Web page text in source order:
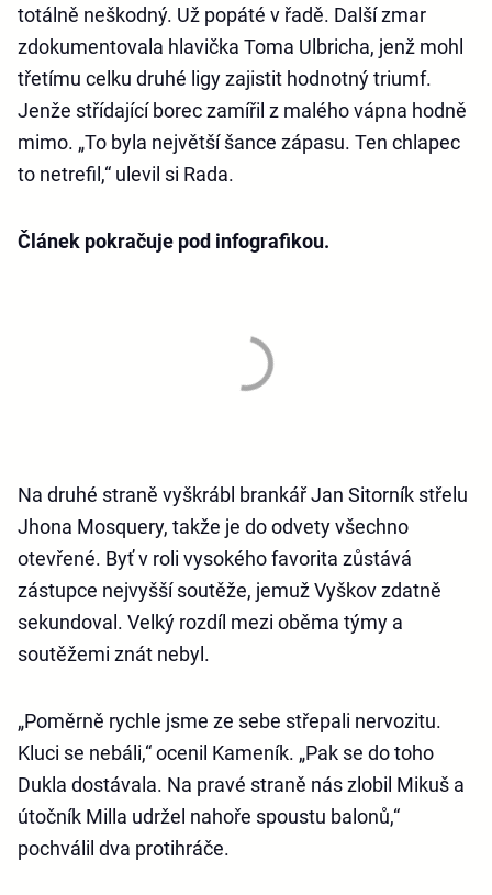
totálně neškodný. Už popáté v řadě. Další zmar
zdokumentovala hlavička Toma Ulbricha, jenž mohl
třetímu celku druhé ligy zajistit hodnotný triumf.
Jenže střídající borec zamířil z malého vápna hodně
mimo. „To byla největší šance zápasu. Ten chlapec
to netrefil,“ ulevil si Rada.
Článek pokračuje pod infografikou.
Na druhé straně vyškrábl brankář Jan Sitorník střelu
Jhona Mosquery, takže je do odvety všechno
otevřené. Byť v roli vysokého favorita zůstává
zástupce nejvyšší soutěže, jemuž Vyškov zdatně
sekundoval. Velký rozdíl mezi oběma týmy a
soutěžemi znát nebyl.
„Poměrně rychle jsme ze sebe střepali nervozitu.
Kluci se nebáli,“ ocenil Kameník. „Pak se do toho
Dukla dostávala. Na pravé straně nás zlobil Mikuš a
útočník Milla udržel nahoře spoustu balonů,“
pochválil dva protihráče.